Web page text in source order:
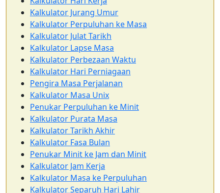
Kalkulator Jurang Umur
Kalkulator Perpuluhan ke Masa
Kalkulator Julat Tarikh
Kalkulator Lapse Masa
Kalkulator Perbezaan Waktu
Kalkulator Hari Perniagaan
Pengira Masa Perjalanan
Kalkulator Masa Unix
Penukar Perpuluhan ke Minit
Kalkulator Purata Masa
Kalkulator Tarikh Akhir
Kalkulator Fasa Bulan
Penukar Minit ke Jam dan Minit
Kalkulator Jam Kerja
Kalkulator Masa ke Perpuluhan
Kalkulator Separuh Hari Lahir